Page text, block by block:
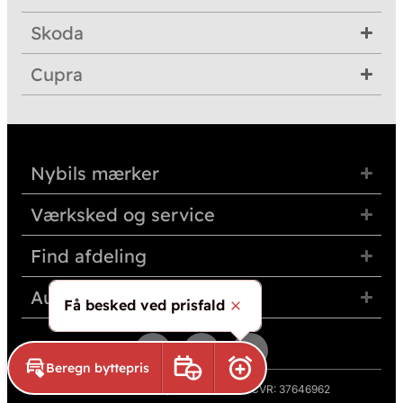
Skoda
Cupra
Nybils mærker
Værksked og service
Find afdeling
Auto Group Nordvest
© 2026 Auto Group Nordvest A/S · CVR: 37646962
Beregn byttepris
Book prøveturAktivér prisalarm
Få besked ved prisfald
Skjul